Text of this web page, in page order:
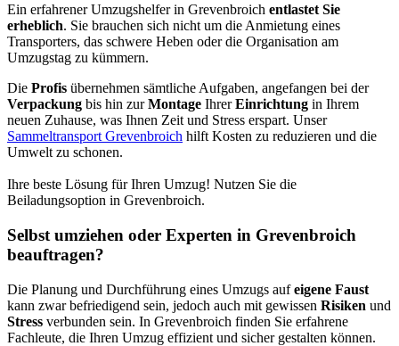
Ein erfahrener Umzugshelfer in Grevenbroich entlastet Sie
erheblich. Sie brauchen sich nicht um die Anmietung eines
Transporters, das schwere Heben oder die Organisation am
Umzugstag zu kümmern.
Die Profis übernehmen sämtliche Aufgaben, angefangen bei der
Verpackung bis hin zurMontage IhrerEinrichtung in Ihrem
neuen Zuhause, was Ihnen Zeit und Stress erspart. Unser
Sammeltransport Grevenbroich hilft Kosten zu reduzieren und die
Umwelt zu schonen.
Ihre beste Lösung für Ihren Umzug! Nutzen Sie die
Beiladungsoption in Grevenbroich.
Selbst umziehen oder Experten in Grevenbroich
beauftragen?
Die Planung und Durchführung eines Umzugs aufeigene Faust
kann zwar befriedigend sein, jedoch auch mit gewissen Risiken und
Stress verbunden sein. In Grevenbroich finden Sie erfahrene
Fachleute, die Ihren Umzug effizient und sicher gestalten können.